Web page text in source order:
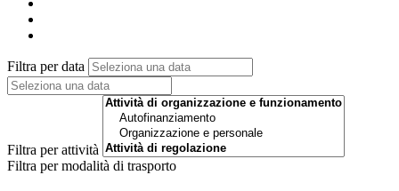
Filtra per data
Filtra per attività
Filtra per modalità di trasporto